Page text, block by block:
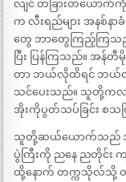
လျင် တခြားတယောက်ကို
က လီးရည်များ အနစ်နာ
တွေ ဘာတွေကြည့်ကြသ
ပြီး ပြန်ကြသည်။ အ
တာ ဘယ်လိုထိရင် ဘယ်လို
သင်ပေးသည်။ သူတို့ကလည်
အိုးကိုပွတ်သပ်ခြင်း စသဖ
သူတို့ဆယ်ယောက်သည် အန်
ပွဲကြီးကို ညနေ ညတိုင်း က
ထို့နောက် တက္ကသိုလ်သို့ တ